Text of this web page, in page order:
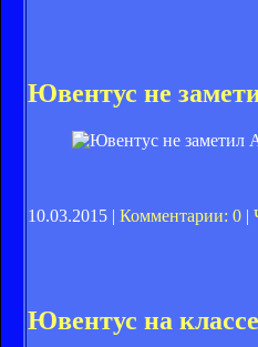
Ювентус не
10.03.2015 | Комментарии: 0 |
Ювентус на